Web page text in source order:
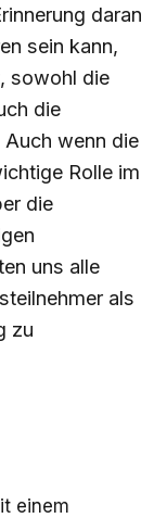
daran
sein kann,
sowohl die
die
wenn die
Rolle im
die
uns alle
als
zu
einem